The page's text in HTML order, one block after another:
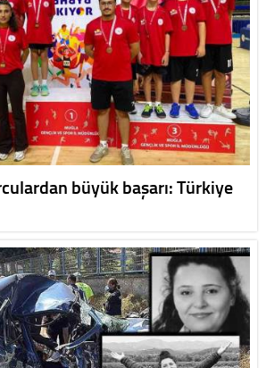
büyük başarı: Türkiye